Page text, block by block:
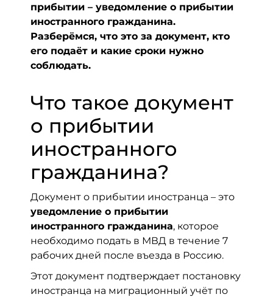
прибытии – уведомление о прибытии
иностранного гражданина.
Разберёмся, что это за документ, кто
его подаёт и какие сроки нужно
соблюдать.
Что такое документ
о прибытии
иностранного
гражданина?
Документ о прибытии иностранца – это
уведомление о прибытии
иностранного гражданина, которое
необходимо подать в МВД в течение 7
рабочих дней после въезда в Россию.
Этот документ подтверждает постановку
иностранца на миграционный учёт по